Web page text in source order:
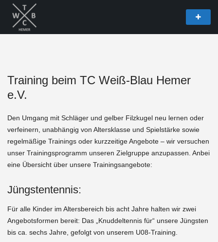
Training beim TC Weiß-Blau Hemer
e.V.
Den Umgang mit Schläger und gelber Filzkugel neu lernen oder
verfeinern, unabhängig von Altersklasse und Spielstärke sowie
regelmäßige Trainings oder kurzzeitige Angebote – wir versuchen
unser Trainingsprogramm unseren Zielgruppe anzupassen. Anbei
eine Übersicht über unsere Trainingsangebote:
Jüngstentennis:
Für alle Kinder im Altersbereich bis acht Jahre halten wir zwei
Angebotsformen bereit: Das „Knuddeltennis für“ unsere Jüngsten
bis ca. sechs Jahre, gefolgt von unserem U08-Training.